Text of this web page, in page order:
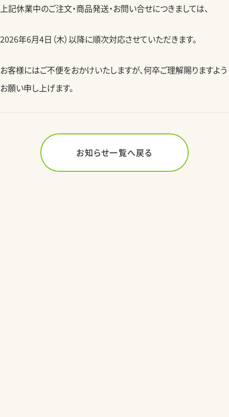
上記休業中のご注文・商品発送・お問い合せにつきましては、
2026年6月4日（木）以降に順次対応させていただきます。
お客様にはご不便をおかけいたしますが、何卒ご理解賜りますよう
お願い申し上げます。
お知らせ一覧へ戻る